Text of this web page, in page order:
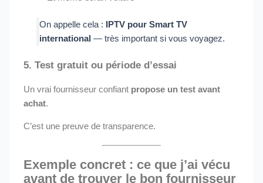
On appelle cela :
IPTV pour Smart TV
international — très important si vous voyagez.
5.Test gratuit ou période d’essai
Un vrai fournisseur confiant propose un test avant
achat.
C’est une preuve de transparence.
Exemple concret : ce que j’ai vécu
avant de trouver le bon fournisseur